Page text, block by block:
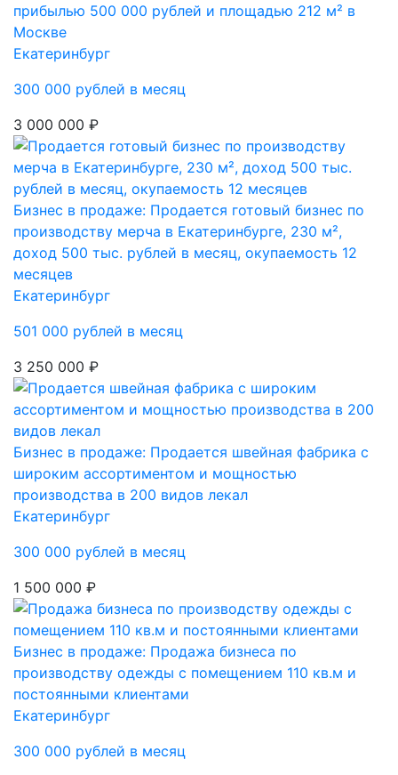
прибылью 500 000 рублей и площадью 212 м² в
Москве
Екатеринбург
300 000 рублей в месяц
3 000 000 ₽
Бизнес в продаже: Продается готовый бизнес по
производству мерча в Екатеринбурге, 230 м²,
доход 500 тыс. рублей в месяц, окупаемость 12
месяцев
Екатеринбург
501 000 рублей в месяц
3 250 000 ₽
Бизнес в продаже: Продается швейная фабрика с
широким ассортиментом и мощностью
производства в 200 видов лекал
Екатеринбург
300 000 рублей в месяц
1 500 000 ₽
Бизнес в продаже: Продажа бизнеса по
производству одежды с помещением 110 кв.м и
постоянными клиентами
Екатеринбург
300 000 рублей в месяц